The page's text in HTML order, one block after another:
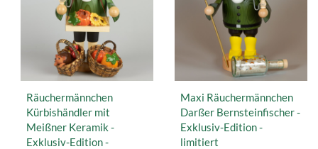
Räuchermännchen
Kürbishändler mit
Meißner Keramik -
Exklusiv-Edition -
Maxi Räuchermännchen
Darßer Bernsteinfischer -
Exklusiv-Edition -
limitiert